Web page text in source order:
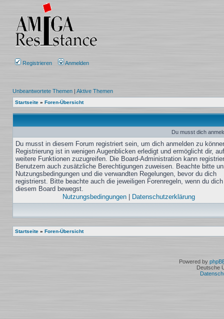
Registrieren Anmelden
Unbeantwortete Themen | Aktive Themen
Startseite » Foren-Übersicht
Du musst dich
Du musst in diesem Forum registriert sein, um dich anmelden zu
Registrierung ist in wenigen Augenblicken erledigt und ermöglicht dir, auf
weitere Funktionen zuzugreifen. Die Board-Administration kann
Benutzern auch zusätzliche Berechtigungen zuweisen. Beachte bitte
Nutzungsbedingungen und die verwandten Regelungen, bevor du dich
registrierst. Bitte beachte auch die jeweiligen Forenregeln, wenn du
diesem Board bewegst.
Nutzungsbedingungen
Datenschutzerklärung
Startseite » Foren-Übersicht
Powered by
Deutsche